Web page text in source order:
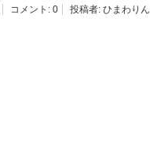
コメント: 0 投稿者: ひまわりん